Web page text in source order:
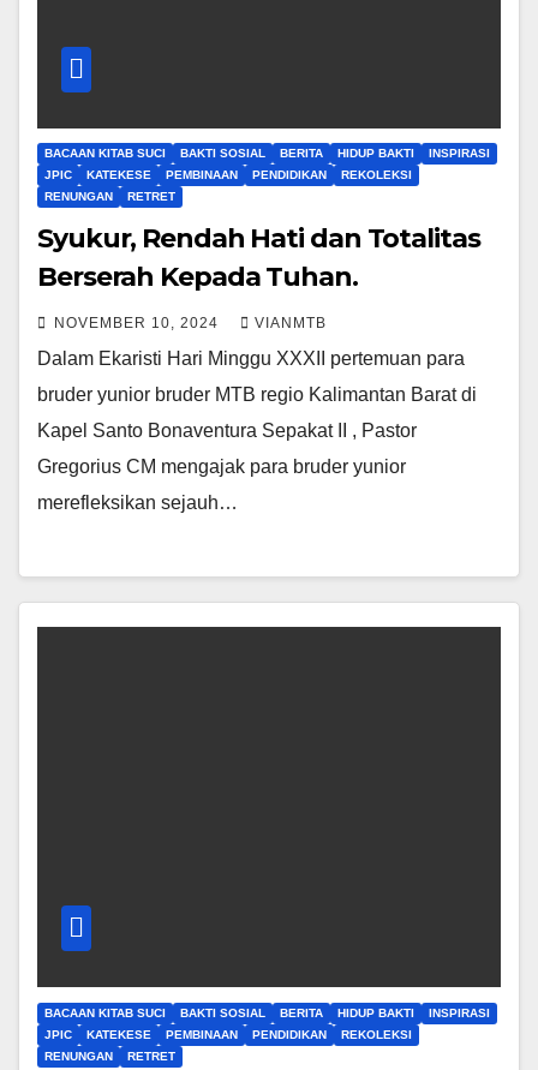
BACAAN KITAB SUCI BAKTI SOSIAL BERITA HIDUP BAKTI
INSPIRASI
JPIC
KATEKESE PEMBINAAN PENDIDIKAN
REKOLEKSI
RENUNGAN
RETRET
Syukur, Rendah Hati dan Totalitas
Berserah Kepada Tuhan.
NOVEMBER 10, 2024 VIANMTB
Dalam Ekaristi Hari Minggu XXXII pertemuan para
bruder yunior bruder MTB regio Kalimantan Barat di
Kapel Santo Bonaventura Sepakat II , Pastor
Gregorius CM mengajak para bruder yunior
merefleksikan sejauh…
BACAAN KITAB SUCI BAKTI SOSIAL BERITA HIDUP BAKTI
INSPIRASI
JPIC
KATEKESE PEMBINAAN PENDIDIKAN
REKOLEKSI
RENUNGAN
RETRET